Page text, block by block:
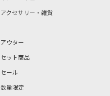
アクセサリー・雑貨
アウター
セット商品
セール
数量限定